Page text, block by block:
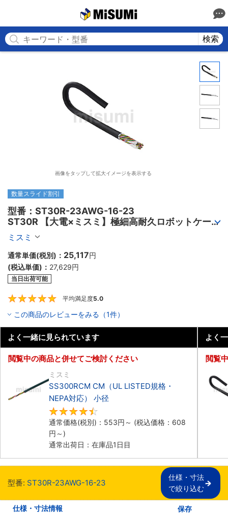
検索
画像をタップして拡大イメージを表示する
数量スライド割引
型番：ST30R-23AWG-16-23
ST30R 【大電×ミスミ】極細高耐久ロボットケーブ
ル（シールド無・有）
ミスミ
通常単価(税別)： 25,117円
(税込単価)： 27,629円
当日出荷可能
平均満足度5.0
この商品のレビューをみる（1件）
よく一緒に見られています
閲覧中の商品と併せてご検討ください
ミスミ
SS300RCM CM（UL LISTED規格・
NEPA対応） 小径
通常価格(税別)： 553円 ～ (税込価格： 608
円 ～)
通常出荷日：在庫品1日目
よく
閲覧
型番: ST30R-23AWG-16-23
仕様・寸法
で絞り込む
仕様・寸法情報 保存